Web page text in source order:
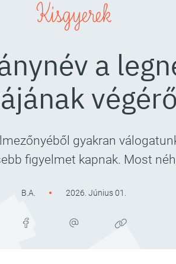
Kisgyerek
a
gyakran
figyelmet kapnak. Most
B.A. 2026. Június 01.